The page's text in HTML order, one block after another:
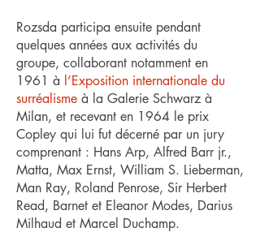
Rozsda participa ensuite pendant
quelques années aux activités du
groupe, collaborant notamment en
1961 à l’Exposition internationale du
surréalisme à la Galerie Schwarz à
Milan, et recevant en 1964 le prix
Copley qui lui fut décerné par un jury
comprenant : Hans Arp, Alfred Barr jr.,
Matta, Max Ernst, William S. Lieberman,
Man Ray, Roland Penrose, Sir Herbert
Read, Barnet et Eleanor Modes, Darius
Milhaud et Marcel Duchamp.